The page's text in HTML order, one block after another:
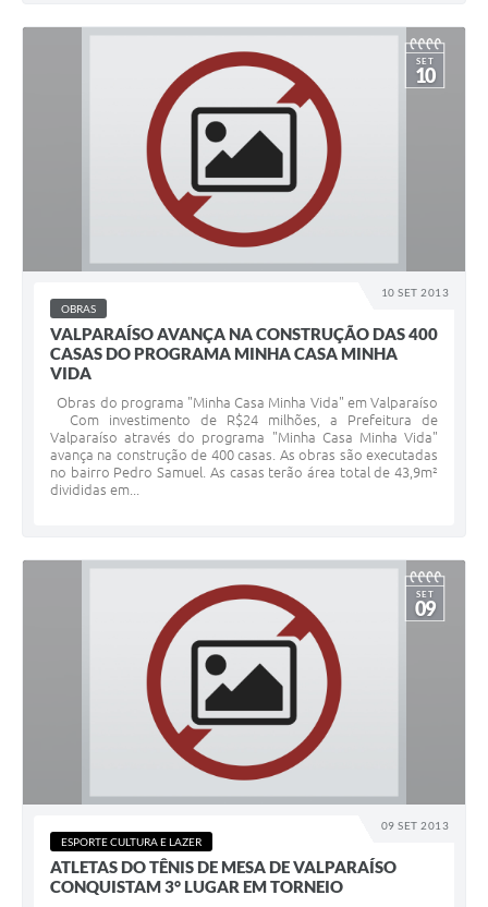
10 SET 2013
SET
10
OBRAS
VALPARAÍSO AVANÇA NA CONSTRUÇÃO DAS 400
CASAS DO PROGRAMA MINHA CASA MINHA
VIDA
Obras do programa "Minha Casa Minha Vida" em Valparaíso
Com investimento de R$24 milhões, a Prefeitura de
Valparaíso através do programa "Minha Casa Minha Vida"
avança na construção de 400 casas. As obras são executadas
no bairro Pedro Samuel. As casas terão área total de 43,9m²
divididas em...
09 SET 2013
SET
09
ESPORTE CULTURA E LAZER
ATLETAS DO TÊNIS DE MESA DE VALPARAÍSO
CONQUISTAM 3° LUGAR EM TORNEIO